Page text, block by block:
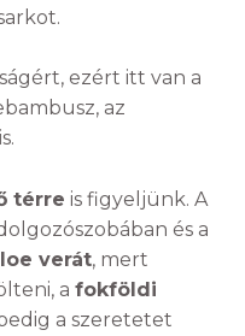
ezért itt van a
az
térre is figyeljünk. A
és a
verát, mert
a fokföldi
a szeretetet